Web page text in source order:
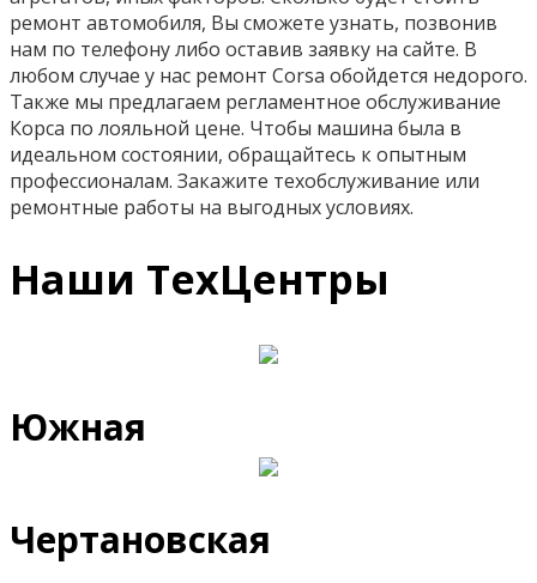
ремонт автомобиля, Вы сможете узнать, позвонив
нам по телефону либо оставив заявку на сайте. В
любом случае у нас ремонт Corsa обойдется недорого.
Также мы предлагаем регламентное обслуживание
Корса по лояльной цене. Чтобы машина была в
идеальном состоянии, обращайтесь к опытным
профессионалам. Закажите техобслуживание или
ремонтные работы на выгодных условиях.
Наши ТехЦентры
Южная
Чертановская